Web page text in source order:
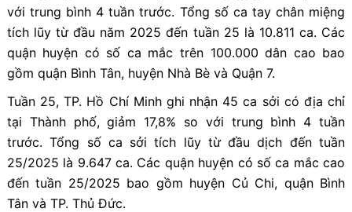
với trung bình 4 tuần trước. Tổng số ca tay chân miệng
tích lũy từ đầu năm 2025 đến tuần 25 là 10.811 ca. Các
quận huyện có số ca mắc trên 100.000 dân cao bao
gồm quận Bình Tân, huyện Nhà Bè và Quận 7.
Tuần 25, TP. Hồ Chí Minh ghi nhận 45 ca sởi có địa chỉ
tại Thành phố, giảm 17,8% so với trung bình 4 tuần
trước. Tổng số ca sởi tích lũy từ đầu dịch đến tuần
25/2025 là 9.647 ca. Các quận huyện có số ca mắc cao
đến tuần 25/2025 bao gồm huyện Củ Chi, quận Bình
Tân và TP. Thủ Đức.